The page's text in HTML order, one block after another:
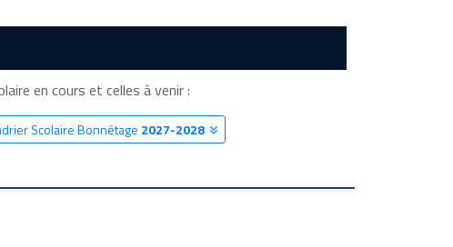
en cours et celles à venir :
Scolaire Bonnétage 2027-2028